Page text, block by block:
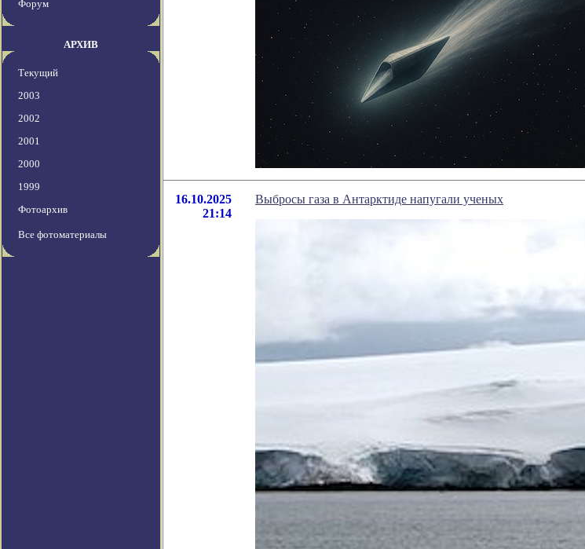
Форум
АРХИВ
Текущий
2003
2002
2001
2000
1999
Фотоархив
Все фотоматериалы
16.10.2025
21:14
Выбросы газа в Антарктиде напугали ученых